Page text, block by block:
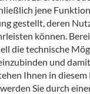
jene
gestellt, deren
können.
die technische
und
Ihnen in
Sie durch